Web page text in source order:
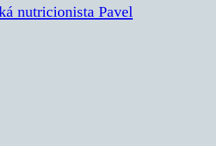
nutricionista Pavel